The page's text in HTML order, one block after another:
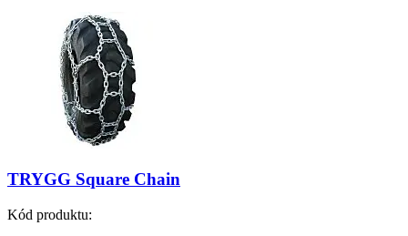
TRYGG Square Chain
Kód produktu: